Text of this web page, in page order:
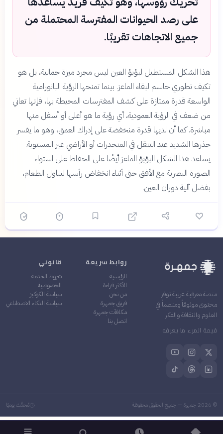
على رصد الحيوانات المفترسة المحتملة من
جميع الاتجاهات تقريبًا.
هذا الشكل المستطيل لبؤبؤ العين ليس مجرد ميزة جمالية، بل هو
تكيف تطوري حاسم لبقاء الماعز. بينما تمنحها الرؤية البانورامية
الواسعة قدرة ممتازة على كشف المفترسات المحيطة بها، فإنها تعاني
من ضعف في الرؤية العمودية، أي رؤية ما هو أعلى أو أسفل منها
مباشرة. كما أن لديها قدرة منخفضة على إدراك العمق، وهو ما يفسر
حذرها الشديد عند التنقل في المنحدرات أو الأراضي غير المستوية.
يساعد هذا الشكل البؤبؤ الماعز أيضًا على الحفاظ على استواء
الصورة البصرية مع الأفق حتى أثناء انخفاض رأسها لتناول الطعام،
بفضل آلية دوران العين.
منصة معرفية عربية توفر
محتوى موثوقاً ومنظماً في
العلوم والثقافة والفكر
قيمة المرء ما يعرفه
روابط سريعة
الرئيسية
الأكثر قراءة
من نحن
فريق جمهرة
مكافآت جمهرة
اتصل بنا
قانوني
شروط الخدمة
الخصوصية
سياسة الكوكيز
سياسة الذكاء الاصطناعي
©
2026 جمهرة — جميع الحقوق محفوظة مُحدَّث يوميًا